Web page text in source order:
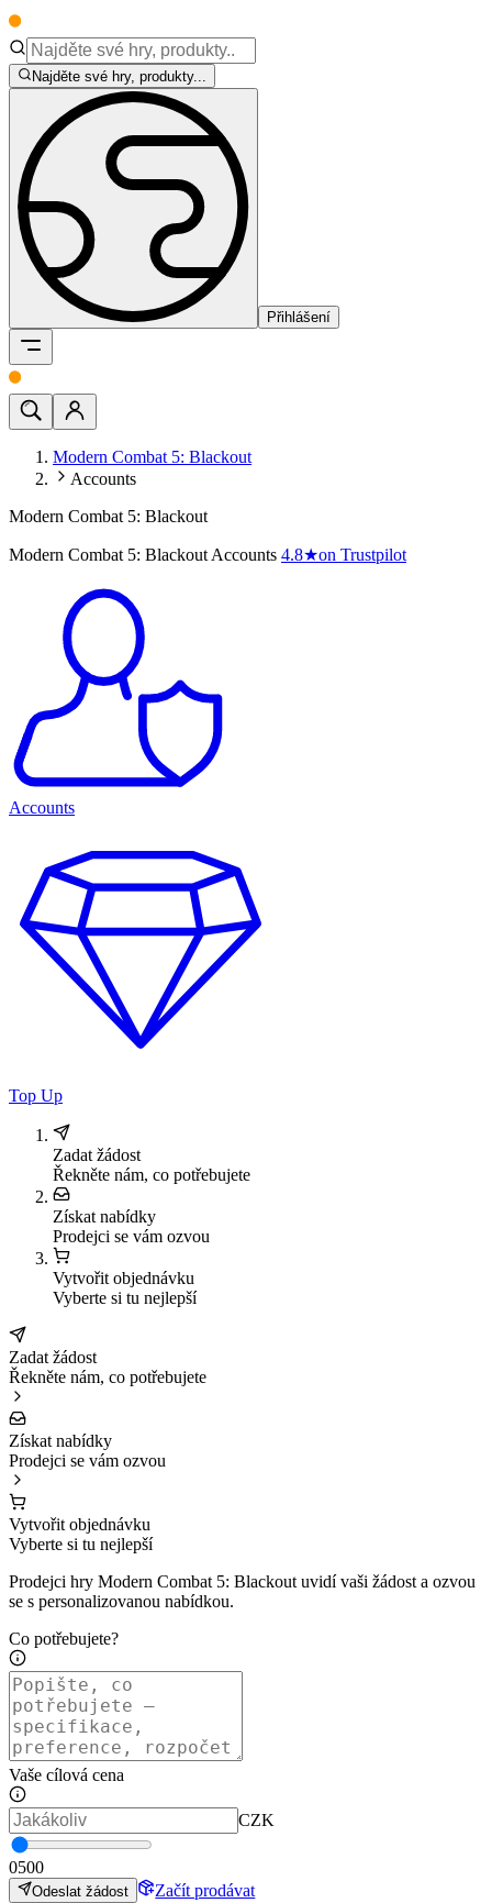
Najděte své hry, produkty...
Přihlášení
Modern Combat 5: Blackout
Accounts
Modern Combat 5: Blackout
Modern Combat 5: Blackout Accounts 4.8★on Trustpilot
Accounts
Top Up
Zadat žádost
Řekněte nám, co potřebujete
Získat nabídky
Prodejci se vám ozvou
Vytvořit objednávku
Vyberte si tu nejlepší
Zadat žádost
Řekněte nám, co potřebujete
Získat nabídky
Prodejci se vám ozvou
Vytvořit objednávku
Vyberte si tu nejlepší
Prodejci hry Modern Combat 5: Blackout uvidí vaši žádost a ozvou
se s personalizovanou nabídkou.
Co potřebujete?
Vaše cílová cena
CZK
0500
Odeslat žádost
Začít prodávat